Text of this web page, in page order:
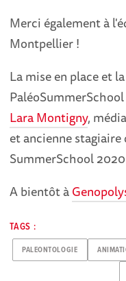
Merci également à
Montpellier !
La mise en place et
Lara Montigny,
et ancienne
SummerSchool
A bientôt à
TAGS :
PALEONTOLOGIE